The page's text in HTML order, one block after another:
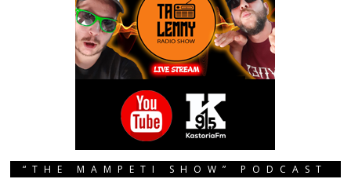
“THE MAMPETI SHOW” PODCAST